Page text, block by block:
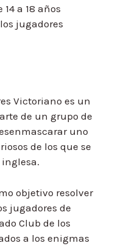
14 a 18 años
jugadores
Victoriano es un
de un grupo de
uno
de los que se
objetivo resolver
jugadores de
Club de los
a los enigmas